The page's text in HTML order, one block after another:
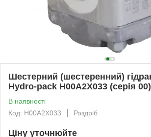
Шестерний (шестеренний)
Hydro-pack H00A2X033 (серія 00)
В наявності
Код: H00A2X033
Роздріб
Ціну уточнюйте